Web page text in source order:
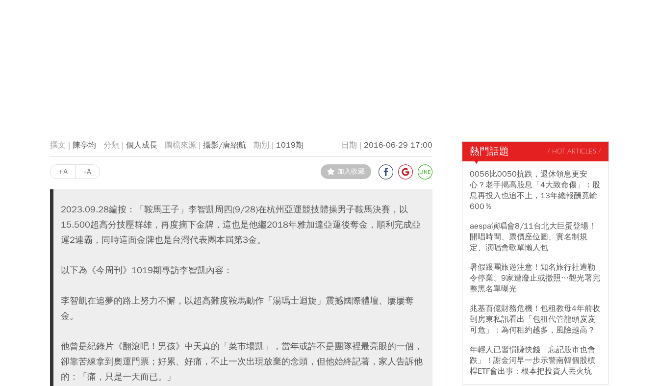
陳亭均 個人成長 攝影/唐紹航 1019期 2016-06-29 17:00
+A -A 加入收藏
2023.09.28編按：「鞍馬王子」李智凱周四(9/28)在杭州亞運競技體操男子鞍馬決賽，以
15.500超高分技壓群雄，再度摘下金牌，這也是他繼2018年雅加達亞運後奪金，順利完成亞
運2連霸，同時這面金牌也是台灣代表團本屆第3金。
以下為《今周刊》1019期專訪李智凱內容：
李智凱在追夢的路上努力不懈，以超高難度鞍馬動作「湯瑪士迴旋」震撼國際體壇、屢屢奪
金。
他曾是紀錄片《翻滾吧！男孩》中天真的「菜市場凱」，當年或許不是團隊裡最亮眼的一個，
卻靠苦練拿到奧運門票；好累、好痛，不止一次出現放棄的念頭，但他始終記著，家人告訴他
的：「痛，只是一天而已。」
熱門話題 / HOT ARTICLES /
0056比0050抗跌，退休領息更安
心？老手揭高股息「4大致命傷」：股
息再投入也追不上，13年總報酬竟輸
600％
aespa演唱會8/11台北大巨蛋登場！
開唱時間、票價座位圖、實名制規
定、演唱會歌單懶人包
暑假跟團旅遊注意！知名旅行社遭勒
令停業、9家遭廢止或撤照…觀光署完
整黑名單曝光
兆基百億財務危機！包租教母4年前收
到房東私訊看出「包租代管龍頭岌岌
可危」：為何租約越多，風險越高？
年輕人已習慣賺快錢「忘記股市也會
跌」！謝金河早一步示警南韓個股槓
桿ETF會出事：根本把投資人丟火坑